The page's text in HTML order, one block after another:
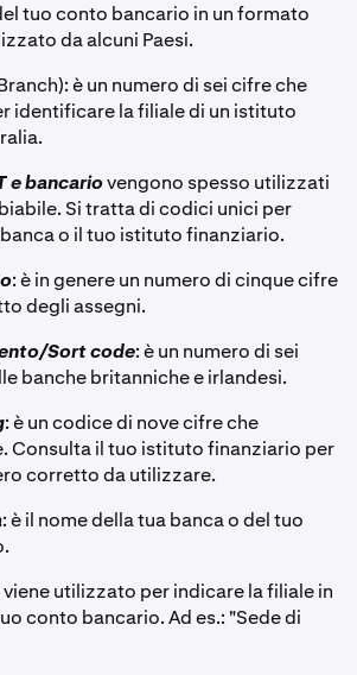
tuo conto bancario in un formato
da alcuni Paesi.
è un numero di sei cifre che
identificare la filiale di un istituto
e bancariovengono spesso utilizzati
Si tratta di codici unici per
o il tuo istituto finanziario.
: è in genere un numero di cinque cifre
degli assegni.
Sort code: è un numero di sei
banche britanniche e irlandesi.
: è un codice di nove cifre che
Consulta il tuo istituto finanziario per
corretto da utilizzare.
: è il nome della tua banca o del tuo
viene utilizzato per indicare la filiale in
conto bancario. Ad es.: "Sede di